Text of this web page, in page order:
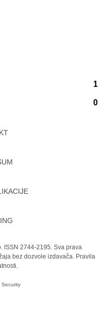
1
0
ISSN 2744-2195. Sva prava
bez dozvole izdavača. Pravila
Security